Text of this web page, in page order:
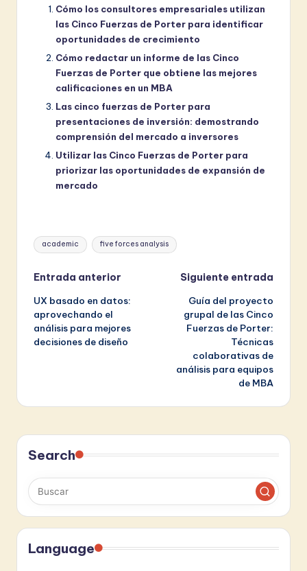
Cómo los consultores empresariales utilizan
las Cinco Fuerzas de Porter para identificar
oportunidades de crecimiento
Cómo redactar un informe de las Cinco
Fuerzas de Porter que obtiene las mejores
calificaciones en un MBA
Las cinco fuerzas de Porter para
presentaciones de inversión: demostrando
comprensión del mercado a inversores
Utilizar las Cinco Fuerzas de Porter para
priorizar las oportunidades de expansión de
mercado
Etiquetas:
academic five forces analysis
Navegación
de
entradas
Entrada anterior
UX basado en datos:
aprovechando el
análisis para mejores
decisiones de diseño
Siguiente entrada
Guía del proyecto
grupal de las Cinco
Fuerzas de Porter:
Técnicas
colaborativas de
análisis para equipos
de MBA
Search
Language